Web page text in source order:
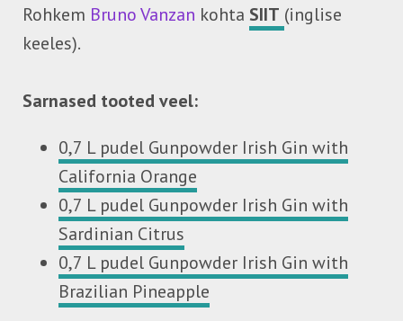
Rohkem Bruno Vanzan kohta SIIT (inglise
keeles).
Sarnased tooted veel:
0,7 L pudel Gunpowder Irish Gin with
California Orange
0,7 L pudel Gunpowder Irish Gin with
Sardinian Citrus
0,7 L pudel Gunpowder Irish Gin with
Brazilian Pineapple